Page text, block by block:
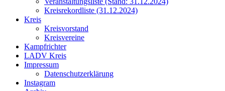
Kreisrekordliste (31.12.2024)
Kreis
Kreisvorstand
Kreisvereine
Kampfrichter
LADV Kreis
Impressum
Datenschutzerklärung
Instagram